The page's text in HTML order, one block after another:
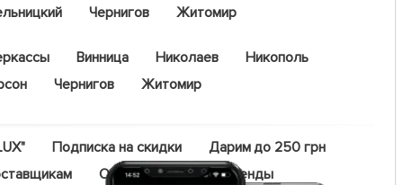
Чернигов Житомир
Винница Николаев
Никополь
Чернигов Житомир
Подписка на скидки
Дарим до 250 грн
Оптовый прайс Бренды